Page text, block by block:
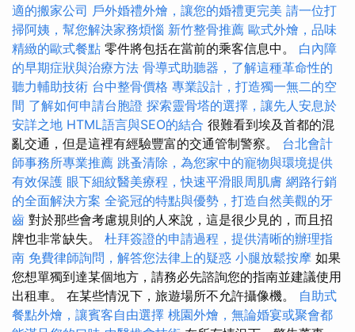
適的搬家公司 戶外婚禮外燴，讓您的婚禮更完美 請一位打
掃阿姨，幫您解決家務煩惱 新竹整骨推薦 歐式外燴，品味
精緻的歐式餐點 零件將包括在當前的乘客信息中。 白內障
的早期症狀與治療方法 骨導式助聽器，了解這種革命性的
聽力輔助技術 台中整骨價格 專業設計，打造獨一無二的空
間 了解如何申請台胞證 探索靈骨塔的選擇，讓先人安息於
安詳之地 HTML語言與SEO的結合 很難看到埃及首都的混
亂交通，但是這裡有經驗豐富的交通管制警察。 台北會計
師事務所專業推薦 跳蚤清除，為您家中的寵物與環境提供
有效保護 眼下細紋醫美療程，快速平滑眼周肌膚 網路行銷
的全面解決方案 全瓷冠的特點與優勢，打造自然美觀的牙
齒 對於那些會考慮規則的人來說，這是很少見的，而且招
牌也非常缺失。 杜拜簽證的申請過程，提供清晰的辦理指
南 免費律師詢問，解答您法律上的疑惑 小腿放鬆按摩 如果
您想單獨到達某個地方，請務必先諮詢您的指南並建議使用
出租車。 在某些情況下，旅遊場所不允許攝像機。 自助式
餐點外燴，讓賓客自由選擇 桃園外燴，無論婚宴或聚會都